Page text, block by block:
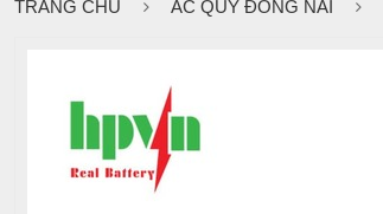
TRANG CHỦ ẮC QUY ĐỒNG NAI